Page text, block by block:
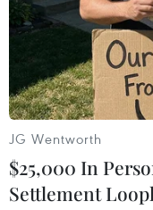
JG Wentworth
$25,000 In
Settlement